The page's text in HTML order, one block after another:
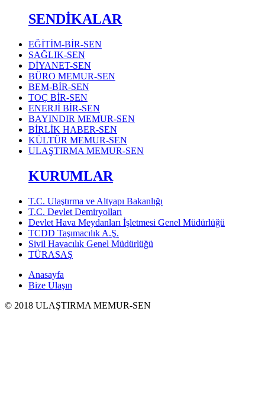
SENDİKALAR
EĞİTİM-BİR-SEN
SAĞLIK-SEN
DİYANET-SEN
BÜRO MEMUR-SEN
BEM-BİR-SEN
TOÇ BİR-SEN
ENERJİ BİR-SEN
BAYINDIR MEMUR-SEN
BİRLİK HABER-SEN
KÜLTÜR MEMUR-SEN
ULAŞTIRMA MEMUR-SEN
KURUMLAR
T.C. Ulaştırma ve Altyapı Bakanlığı
T.C. Devlet Demiryolları
Devlet Hava Meydanları İşletmesi Genel Müdürlüğü
TCDD Taşımacılık A.Ş.
Sivil Havacılık Genel Müdürlüğü
TÜRASAŞ
Anasayfa
Bize Ulaşın
© 2018 ULAŞTIRMA MEMUR-SEN